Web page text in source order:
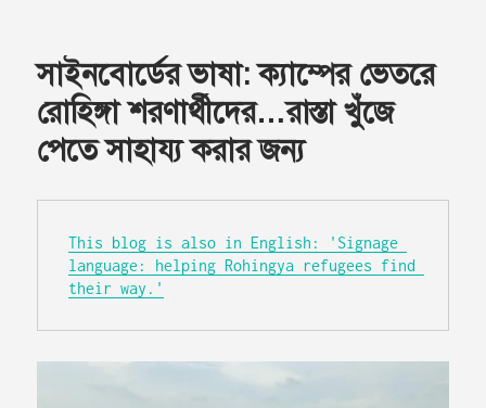
সাইনবোর্ডের ভাষা: ক‍্যাম্পের ভেতরে
রোহিঙ্গা শরণার্থীদের…রাস্তা খুঁজে
পেতে সাহায‍্য করার জন‍্য
This blog is also in English: 'Signage
language: helping Rohingya refugees find
their way.'